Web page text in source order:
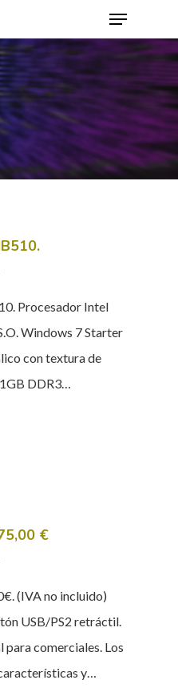
to close
Procesador Intel
Windows 7 Starter
con textura de
DDR3…
€
(IVA no incluido)
USB/PS2 retráctil.
para comerciales. Los
y…